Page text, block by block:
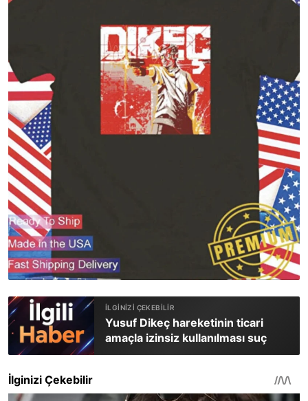
Yusuf Dikeç hareketinin ticari
amaçla izinsiz kullanılması suç